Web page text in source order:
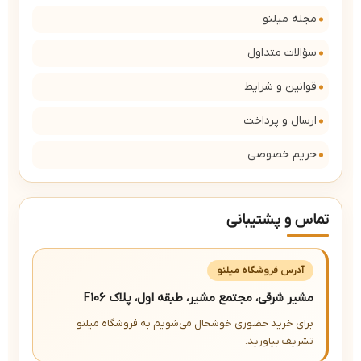
مجله میلنو
سؤالات متداول
قوانین و شرایط
ارسال و پرداخت
حریم خصوصی
تماس و پشتیبانی
آدرس فروشگاه میلنو
مشیر شرقی، مجتمع مشیر، طبقه اول، پلاک F106
برای خرید حضوری خوشحال می‌شویم به فروشگاه میلنو
تشریف بیاورید.